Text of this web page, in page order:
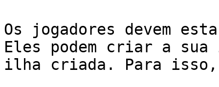
Os jogadores devem
Eles podem criar a
ilha criada. Para isso,